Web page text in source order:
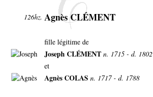
126hz. Agnès CLÉMENT
fille légitime de
Joseph CLÉMENT n. 1715 - d. 1802
et
Agnès COLAS n. 1717 - d. 1788